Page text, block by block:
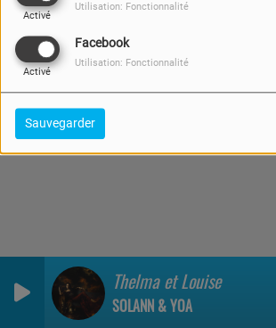
Activé
Utilisation: Fonctionnalité
Facebook
Activé
Utilisation: Fonctionnalité
Sauvegarder
Thelma et Louise
SOLANN & YOA
0